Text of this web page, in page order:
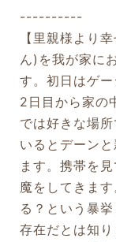
----------
【里親様より
ん)を我が家に
す。初日はゲー
2日目から家の
では好きな場
いるとデーン
ます。携帯を
魔をしてきま
る？という暴
存在だとは知